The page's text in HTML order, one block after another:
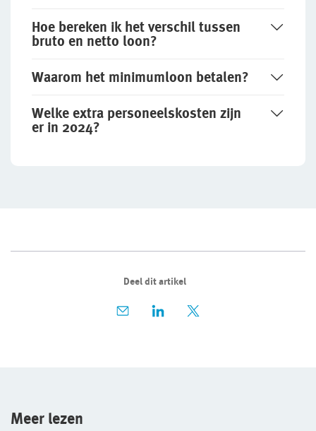
Hoe bereken ik het verschil tussen
bruto en netto loon?
Waarom het minimumloon betalen?
Welke extra personeels­kosten zijn
er in 2024?
Deel dit artikel
Meer lezen